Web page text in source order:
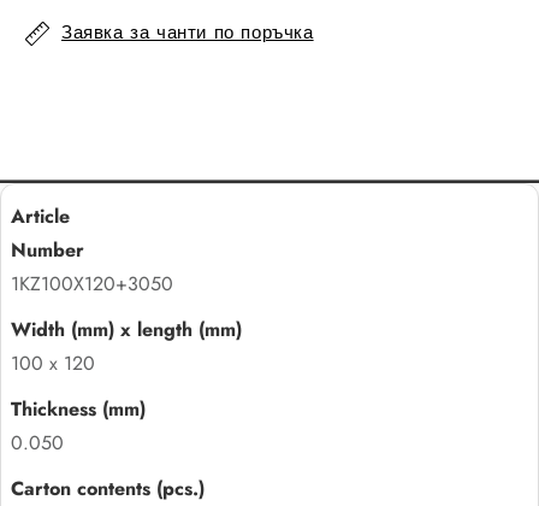
Заявка за чанти по поръчка
1KZ100X120+3050
100 x 120
0.050